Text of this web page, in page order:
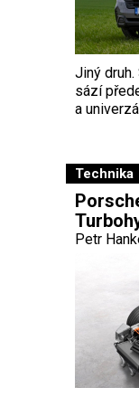
Jiný
sází
a
Technika
Petr